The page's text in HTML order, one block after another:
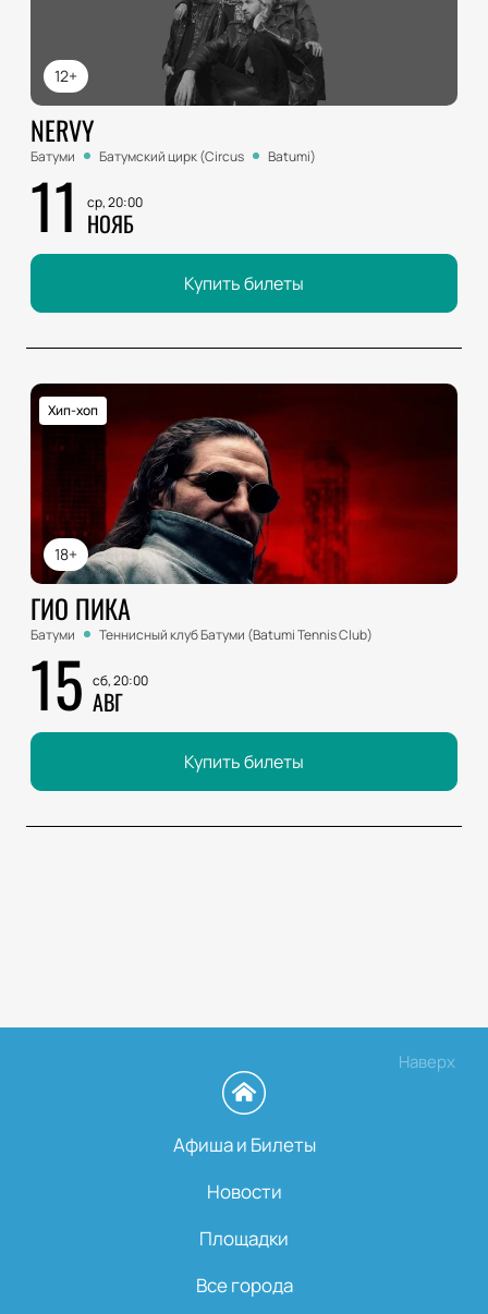
12+
NERVY
Батуми Батумский цирк (Circus Batumi)
11 ср, 20:00
НОЯБ
Купить билеты
18+
Хип-хоп
ГИО ПИКА
Батуми Теннисный клуб Батуми (Batumi Tennis Club)
15 сб, 20:00
АВГ
Купить билеты
Наверх
Афиша и Билеты
Новости
Площадки
Все города